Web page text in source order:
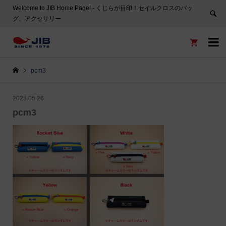
Welcome to JIB Home Page! ‐ くじらが目印！セイルクロスのバッ
グ、アクセサリー


pcm3
2023.05.26
pcm3